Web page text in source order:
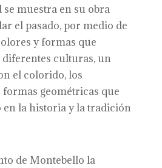
muestra en su obra
el pasado, por medio de
y formas que
diferentes culturas, un
el colorido, los
geométricas que
la historia y la tradición
de Montebello la